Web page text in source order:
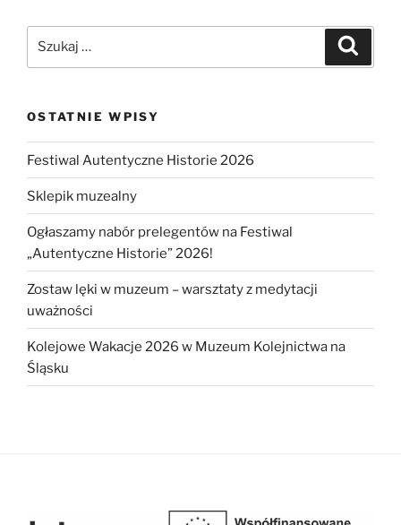
OSTATNIE WPISY
Festiwal Autentyczne Historie 2026
Sklepik muzealny
Ogłaszamy nabór prelegentów na Festiwal
„Autentyczne Historie” 2026!
Zostaw lęki w muzeum – warsztaty z medytacji
uważności
Kolejowe Wakacje 2026 w Muzeum Kolejnictwa na
Śląsku